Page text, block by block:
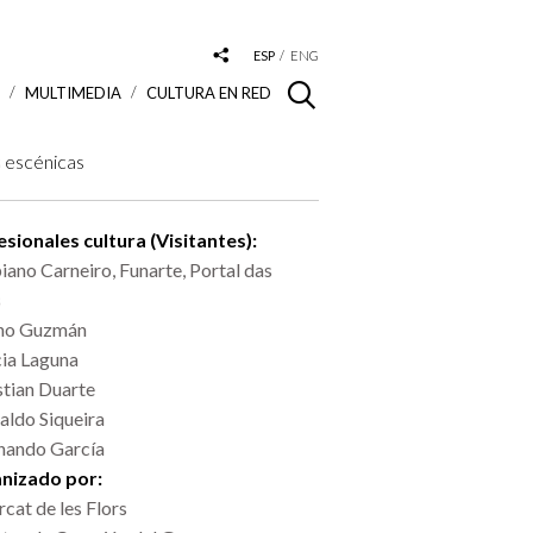
ESP ENG
MULTIMEDIA CULTURA EN RED
cultura (Visitantes):
Carneiro, Funarte, Portal das
Guzmán
Laguna
Duarte
Siqueira
García
por:
de les Flors